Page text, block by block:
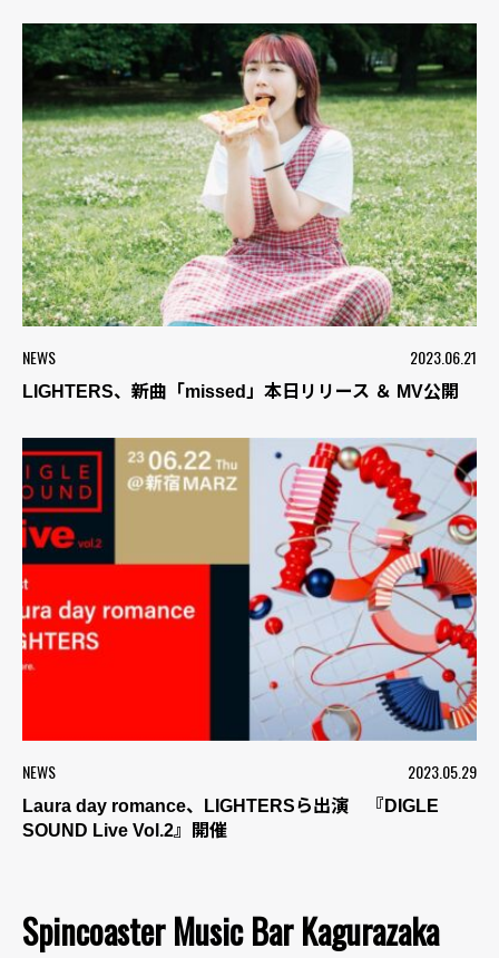
NEWS 2023.06.21
LIGHTERS、新曲「missed」本日リリース ＆ MV公開
NEWS 2023.05.29
Laura day romance、LIGHTERSら出演 『DIGLE
SOUND Live Vol.2』開催
Spincoaster Music Bar Kagurazaka